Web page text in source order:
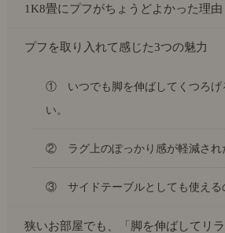
1K8畳にプフがちょうどよかった理由
プフを取り入れて感じた3つの魅力
① いつでも脚を伸ばしてくつろげ
い。
② ラグ上のぽっかり感が軽減され
③ サイドテーブルとしても使える
狭いお部屋でも、「脚を伸ばしてリ